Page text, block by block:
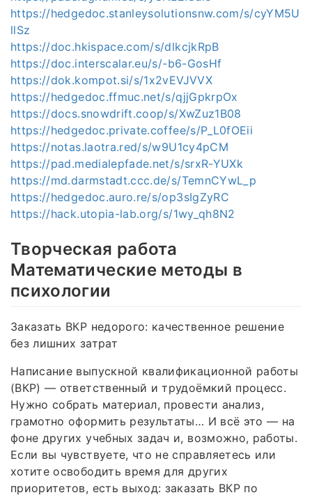
https://hedgedoc.stanleysolutionsnw.com/s/cyYM5U
llSz
https://doc.hkispace.com/s/dlkcjkRpB
https://doc.interscalar.eu/s/-b6-GosHf
https://dok.kompot.si/s/1x2vEVJVVX
https://hedgedoc.ffmuc.net/s/qjjGpkrpOx
https://docs.snowdrift.coop/s/XwZuz1B08
https://hedgedoc.private.coffee/s/P_L0fOEii
https://notas.laotra.red/s/w9U1cy4pCM
https://pad.medialepfade.net/s/srxR-YUXk
https://md.darmstadt.ccc.de/s/TemnCYwL_p
https://hedgedoc.auro.re/s/op3sIgZyRC
https://hack.utopia-lab.org/s/1wy_qh8N2
Творческая работа
Математические методы в
психологии
Заказать ВКР недорого: качественное решение
без лишних затрат
Написание выпускной квалификационной работы
(ВКР) — ответственный и трудоёмкий процесс.
Нужно собрать материал, провести анализ,
грамотно оформить результаты… И всё это — на
фоне других учебных задач и, возможно, работы.
Если вы чувствуете, что не справляетесь или
хотите освободить время для других
приоритетов, есть выход: заказать ВКР по